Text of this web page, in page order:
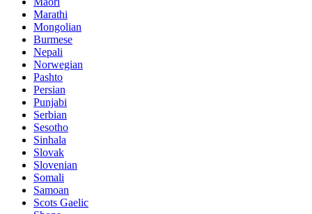
Marathi
Mongolian
Burmese
Nepali
Norwegian
Pashto
Persian
Punjabi
Serbian
Sesotho
Sinhala
Slovak
Slovenian
Somali
Samoan
Scots Gaelic